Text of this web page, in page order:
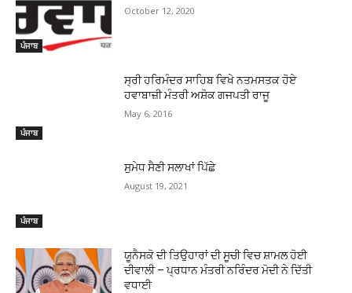
ਪੰਜਾਬ
October 12, 2020
ਪੰਜਾਬ
ਸ੍ਰੀ ਹਰਿਮੰਦਰ ਸਾਹਿਬ ਵਿਖੇ ਨਤਮਸਤਕ ਹੋਏ
ਹਵਾਬਾਜ਼ੀ ਮੰਤਰੀ ਅਸ਼ੋਕ ਗਜਪਤੀ ਰਾਜੂ
May 6, 2016
ਪੰਜਾਬ
ਸੁਮੇਧ ਸੈਣੀ ਸਲਾਖਾਂ ਪਿੱਛੇ
August 19, 2021
ਯੂਨੈਸਕੋ ਦੀ ਤਿਉਹਾਰਾਂ ਦੀ ਸੂਚੀ ਵਿਚ ਸ਼ਾਮਲ ਹੋਈ
ਦੀਵਾਲੀ – ਪ੍ਰਧਾਨ ਮੰਤਰੀ ਨਰਿੰਦਰ ਮੋਦੀ ਨੇ ਦਿੱਤੀ
ਵਧਾਈ